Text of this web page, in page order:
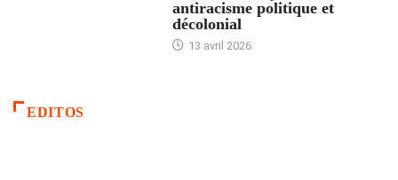
antiracisme politique et
décolonial
13 avril 2026
EDITOS